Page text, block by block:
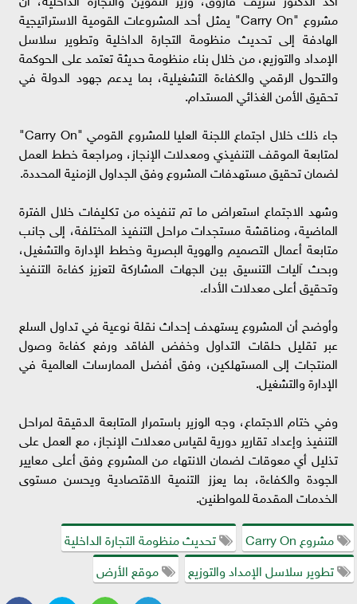
مشروع "Carry On" يمثل أحد المشروعات القومية الاستراتيجية
الهادفة إلى تحديث منظومة التجارة الداخلية وتطوير سلاسل
الإمداد والتوزيع، من خلال بناء منظومة حديثة تعتمد على الحوكمة
والتحول الرقمي والكفاءة التشغيلية، بما يدعم جهود الدولة في
تحقيق الأمن الغذائي المستدام.
جاء ذلك خلال اجتماع اللجنة العليا للمشروع القومي "Carry On"
لمتابعة الموقف التنفيذي ومعدلات الإنجاز، ومراجعة خطط العمل
لضمان تحقيق مستهدفات المشروع وفق الجداول الزمنية المحددة.
وشهد الاجتماع استعراض ما تم تنفيذه من تكليفات خلال الفترة
الماضية، ومناقشة مستجدات مراحل التنفيذ المختلفة، إلى جانب
متابعة أعمال التصميم والهوية البصرية وخطط الإدارة والتشغيل،
وبحث آليات التنسيق بين الجهات المشاركة لتعزيز كفاءة التنفيذ
وتحقيق أعلى معدلات الأداء.
وأوضح أن المشروع يستهدف إحداث نقلة نوعية في تداول السلع
عبر تقليل حلقات التداول وخفض الفاقد ورفع كفاءة وصول
المنتجات إلى المستهلكين، وفق أفضل الممارسات العالمية في
الإدارة والتشغيل.
وفي ختام الاجتماع، وجه الوزير باستمرار المتابعة الدقيقة لمراحل
التنفيذ وإعداد تقارير دورية لقياس معدلات الإنجاز، مع العمل على
تذليل أي معوقات لضمان الانتهاء من المشروع وفق أعلى معايير
الجودة والكفاءة، بما يعزز التنمية الاقتصادية ويحسن مستوى
الخدمات المقدمة للمواطنين.
مشروع Carry On
تحديث منظومة التجارة الداخلية
تطوير سلاسل الإمداد والتوزيع
موقع الأرض